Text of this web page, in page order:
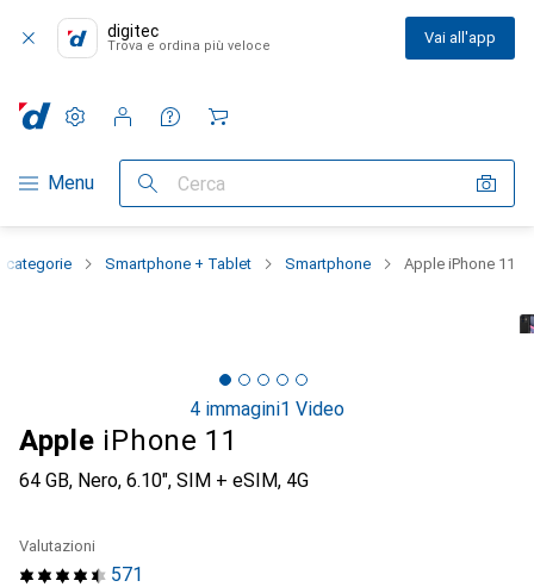
digitec
Trova e ordina più veloce Vai all'app
Categoria Navigazione
Menu Cerca
Impostazioni
Conto cliente
Liste di confronto
Liste dei desideri
Carrello
categorie Smartphone + Tablet Smartphone Apple iPhone 11
4 immagini1 Video
Apple iPhone 11
64 GB, Nero, 6.10", SIM + eSIM, 4G
571
Valutazioni